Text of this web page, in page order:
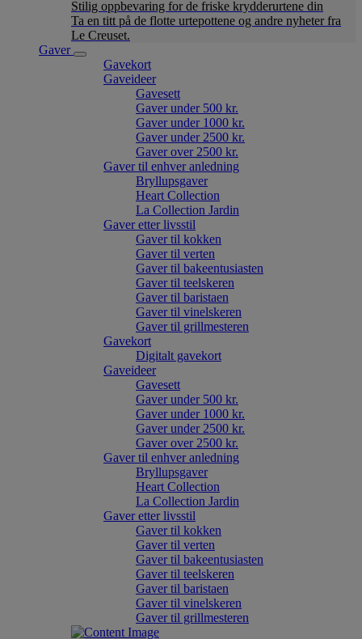
Stilig oppbevaring for de friske krydderurtene din
Ta en titt på de flotte urtepottene og andre nyheter fra
Le Creuset.
Gaver
Gavekort
Gaveideer
Gavesett
Gaver under 500 kr.
Gaver under 1000 kr.
Gaver under 2500 kr.
Gaver over 2500 kr.
Gaver til enhver anledning
Bryllupsgaver
Heart Collection
La Collection Jardin
Gaver etter livsstil
Gaver til kokken
Gaver til verten
Gaver til bakeentusiasten
Gaver til teelskeren
Gaver til baristaen
Gaver til vinelskeren
Gaver til grillmesteren
Gavekort
Digitalt gavekort
Gaveideer
Gavesett
Gaver under 500 kr.
Gaver under 1000 kr.
Gaver under 2500 kr.
Gaver over 2500 kr.
Gaver til enhver anledning
Bryllupsgaver
Heart Collection
La Collection Jardin
Gaver etter livsstil
Gaver til kokken
Gaver til verten
Gaver til bakeentusiasten
Gaver til teelskeren
Gaver til baristaen
Gaver til vinelskeren
Gaver til grillmesteren